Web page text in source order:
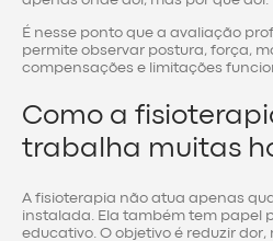
É nesse ponto que a avaliação
permite observar postura, força,
compensações e limitações
Como a
trabalha muitas
A fisioterapia não atua apenas
instalada. Ela também tem papel
educativo. O objetivo é reduzir